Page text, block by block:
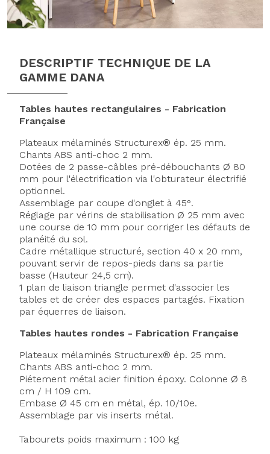
DESCRIPTIF TECHNIQUE DE LA
GAMME DANA
Tables hautes rectangulaires - Fabrication
Française
Plateaux mélaminés Structurex® ép. 25 mm.
Chants ABS anti-choc 2 mm.
Dotées de 2 passe-câbles pré-débouchants Ø 80
mm pour l'électrification via l'obturateur électrifié
optionnel.
Assemblage par coupe d'onglet à 45°.
Réglage par vérins de stabilisation Ø 25 mm avec
une course de 10 mm pour corriger les défauts de
planéité du sol.
Cadre métallique structuré, section 40 x 20 mm,
pouvant servir de repos-pieds dans sa partie
basse (Hauteur 24,5 cm).
1 plan de liaison triangle permet d'associer les
tables et de créer des espaces partagés. Fixation
par équerres de liaison.
Tables hautes rondes - Fabrication Française
Plateaux mélaminés Structurex® ép. 25 mm.
Chants ABS anti-choc 2 mm.
Piétement métal acier finition époxy. Colonne Ø 8
cm / H 109 cm.
Embase Ø 45 cm en métal, ép. 10/10e.
Assemblage par vis inserts métal.
Tabourets poids maximum : 100 kg